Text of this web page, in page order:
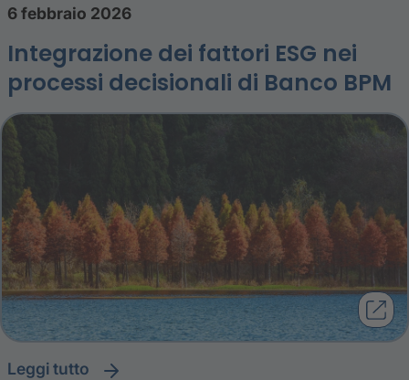
6 febbraio 2026
Integrazione dei fattori ESG nei
processi decisionali di Banco BPM
leggi tutto